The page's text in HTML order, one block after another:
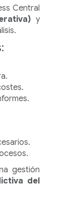
Central
y
gestión
del